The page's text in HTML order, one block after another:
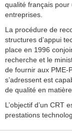
qualité français pour
entreprises.
La procédure de
structures d’appui
place en 1996
recherche et le
de fournir aux PME-
s’adressent est
de qualité en
L’objectif d’un CRT
prestations